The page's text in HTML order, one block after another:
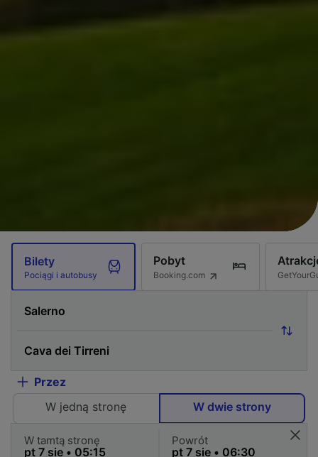
Bilety
Pociągi i autobusy
Pobyt
Booking.com
Przez
W jedną stronę
W dwie strony
W tamtą stronę Powrót